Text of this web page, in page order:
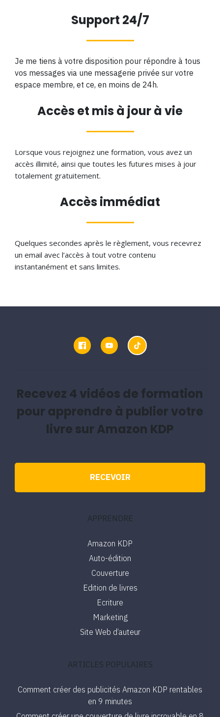
Support 24/7
Je me tiens à votre disposition pour répondre à tous
vos messages via une messagerie privée sur votre
espace membre, et ce, en moins de 24h.
Accès et mis à jour à vie
Lorsque vous rejoignez une formation, vous avez un
accès illimité, ainsi que toutes les futures mises à jour
totalement gratuitement.
Accès immédiat
Quelques secondes après le règlement, vous recevrez
un email avec l’accès à tout votre contenu
instantanément et sans limites.
Recevez 4 vidéos de formation
pour apprendre à publier votre
livre sur Amazon KDP
RECEVOIR
APPRENDRE
Amazon KDP
Auto-édition
Couverture
Edition de livres
Ecriture
Marketing
Site Web d’auteur
ARTICLES POPULAIRES
Comment créer des publicités Amazon KDP rentables
en 9 minutes